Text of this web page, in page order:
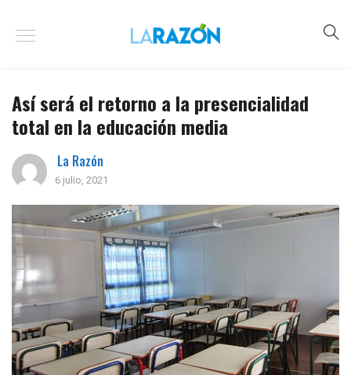
Así será el retorno a la presencialidad
total en la educación media
La Razón
6 julio, 2021